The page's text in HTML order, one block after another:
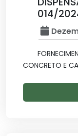
014/
CONCRETO E